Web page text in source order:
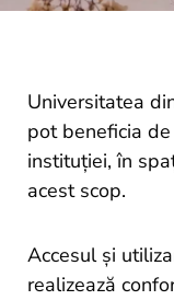
and
Projects
Universitatea
pot beneficia de
instituției, în
acest scop.
Accesul și
realizează